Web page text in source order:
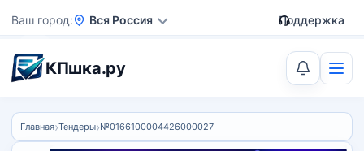
Ваш город Вся Россия Поддержка
КПшка.ру
Главная›Тендеры›№0166100004426000027